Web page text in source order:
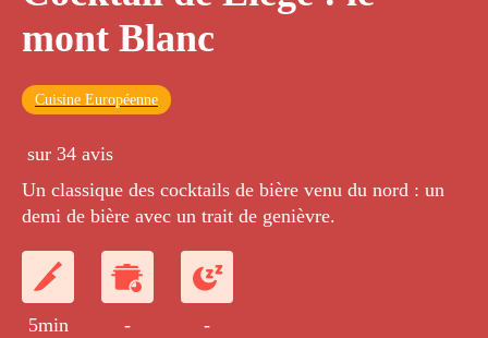
mont Blanc
Cuisine Européenne
sur 34 avis
Un classique des cocktails de bière venu du nord : un
demi de bière avec un trait de genièvre.
5min - -